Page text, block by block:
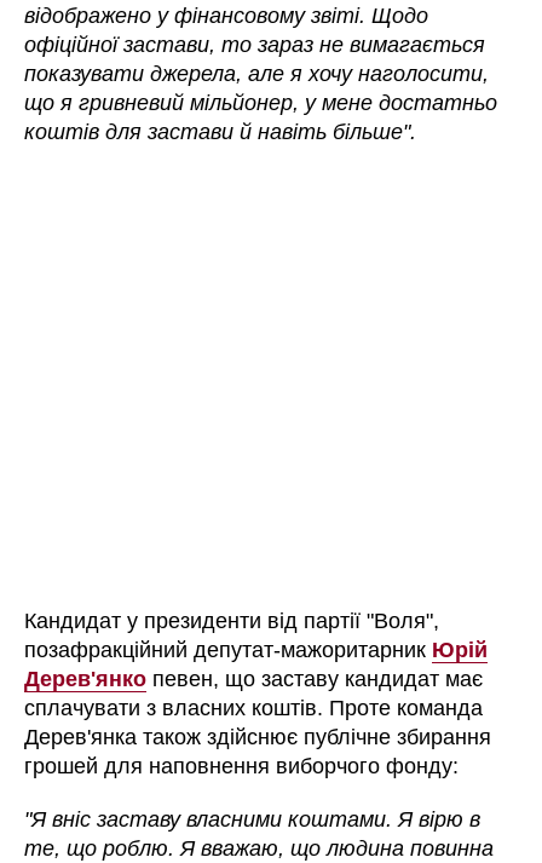
відображено у фінансовому звіті. Щодо
офіційної застави, то зараз не вимагається
показувати джерела, але я хочу наголосити,
що я гривневий мільйонер, у мене достатньо
коштів для застави й навіть більше".
Кандидат у президенти від партії "Воля",
позафракційний депутат-мажоритарник Юрій
Дерев'янко певен, що заставу кандидат має
сплачувати з власних коштів. Проте команда
Дерев'янка також здійснює публічне збирання
грошей для наповнення виборчого фонду:
"Я вніс заставу власними коштами. Я вірю в
те, що роблю. Я вважаю, що людина повинна